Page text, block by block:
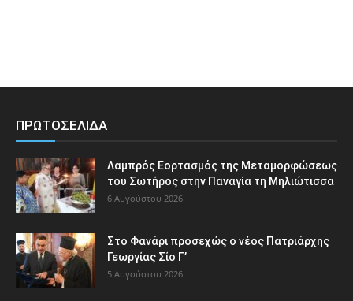
ΠΡΩΤΟΣΕΛΙΔΑ
Λαμπρός Εορτασμός της Μεταμορφώσεως
του Σωτήρος στην Παναγία τη Μηλιώτισσα
6 Αυγούστου 2026
Στο Φανάρι προσεχώς ο νέος Πατριάρχης
Γεωργίας Σίο Γ’
5 Αυγούστου 2026